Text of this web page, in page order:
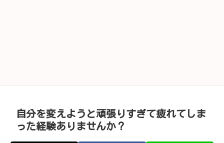
自分を変えようと頑張りすぎて疲れてしま
った経験ありませんか？